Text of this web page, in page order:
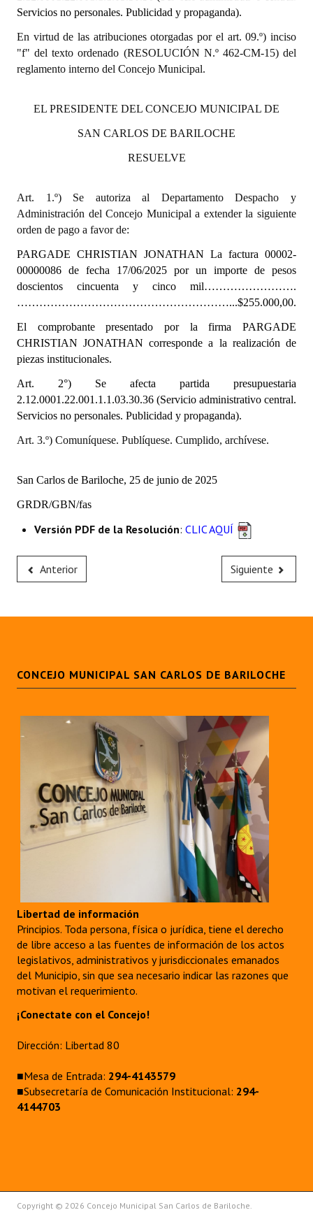
Actas de Sesión
Informes de Unidad Coordinadora
Ejecución Presupuestaria
Actas de Audiencias Públicas
NORMATIVA
Declaraciones
Resoluciones
Resoluciones de Presidencia
INSTITUCIONAL
Noticias Destacadas
Datos Históricos
Premio al Mérito - Registro
Mujeres que Dejaron Huellas - Registro
Banca del Vecino - Registro
Bariloche, Municipio intercultural
Entrega de distinciones
REFORMA DE LA CARTA ORGÁNICA
Servicios no personales. Publicidad y propaganda).
En virtud de las atribuciones otorgadas por el art. 09.º) inciso
"f" del texto ordenado (RESOLUCIÓN N.º 462-CM-15) del
reglamento interno del Concejo Municipal.
EL PRESIDENTE DEL CONCEJO MUNICIPAL DE
SAN CARLOS DE BARILOCHE
RESUELVE
Art. 1.º) Se autoriza al Departamento Despacho y
Administración del Concejo Municipal a extender la siguiente
orden de pago a favor de:
PARGADE CHRISTIAN JONATHAN La factura 00002-
00000086 de fecha 17/06/2025 por un importe de pesos
doscientos cincuenta y cinco mil…………………….
…………………………………………………...$255.000,00.
El comprobante presentado por la firma PARGADE
CHRISTIAN JONATHAN corresponde a la realización de
piezas institucionales.
Art. 2°) Se afecta partida presupuestaria
2.12.0001.22.001.1.1.03.30.36 (Servicio administrativo central.
Servicios no personales. Publicidad y propaganda).
Art. 3.º) Comuníquese. Publíquese. Cumplido, archívese.
San Carlos de Bariloche, 25 de junio de 2025
GRDR/GBN/fas
Versión PDF de la Resolución: CLIC AQUÍ
Anterior Siguiente
CONCEJO MUNICIPAL SAN CARLOS DE BARILOCHE
Libertad de información
Principios. Toda persona, física o jurídica, tiene el derecho
de libre acceso a las fuentes de información de los actos
legislativos, administrativos y jurisdiccionales emanados
del Municipio, sin que sea necesario indicar las razones que
motivan el requerimiento.
¡Conectate con el Concejo!
Dirección: Libertad 80
■Mesa de Entrada: 294-4143579
■Subsecretaría de Comunicación Institucional: 294-
4144703
Copyright © 2026 Concejo Municipal San Carlos de Bariloche.